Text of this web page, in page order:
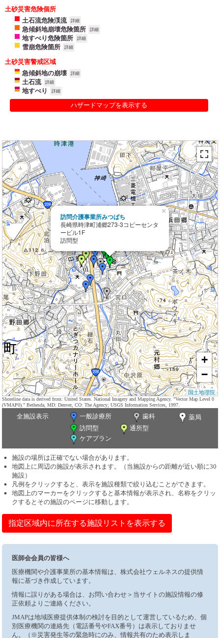
土砂災害危険個所
土石流危険渓流
詳細
急傾斜地崩壊危険箇所 詳細
地すべり危険箇所 詳細
雪崩危険箇所 詳細
土砂災害警戒区域
急傾斜地の崩壊
詳細
土石流 詳細
地すべり 詳細
ハザードマップを表示する
訪問介護事業所みつばち
長崎県時津町浦郷273-3コピーセンタ
ービル1F
訪問型
×
+
−
国土地理院
Shoreline data is derived from: United States. National Imagery and Mapping Agency. "Vector Map Level 0
(VMAP0)." Bethesda, MD: Denver, CO: The Agency; USGS Information Services, 1997.
全施設表示 一般診療所 歯科
薬局
訪問型
通所型
ケアプラン
施設の場所は正確でない場合があります。
地図上に周辺の施設が表示されます。（当施設からの距離が近い順に30
施設）
凡例をクリックすると、表示を施設種類で絞り込むことができます。
地図上のマーカーをクリックすると基本情報が表示され、名称をクリッ
クするとその施設のページに移動します。
指定区域内に所在する施設リストを表示する
医師会会員の皆様へ
医療機関や介護事業所の基本情報は、株式会社ウェルネスの提供情
報に基づき作成しています。
情報に誤りがある場合は、お問い合わせ＞当サイトの施設情報の修
正依頼よりご連絡ください。
JMAPは地域医療提供体制の検討を目的として運営しているため、個
別医療機関の連絡先（電話番号やFAX番号）は表示しておりませ
ん。（※災害発生等の緊急時にのみ、情報共有のため表示しま